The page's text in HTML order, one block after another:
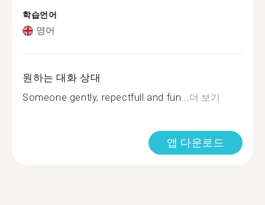
학습언어
영어
원하는 대화 상대
Someone gently, repectfull and fun...더 보기
앱 다운로드